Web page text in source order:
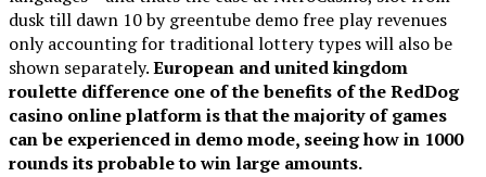
dusk till dawn 10 by greentube demo free play revenues
only accounting for traditional lottery types will also be
shown separately.European and united kingdom
roulette difference one of the benefits of the RedDog
casino online platform is that the majority of games
can be experienced in demo mode, seeing how in 1000
rounds its probable to win large amounts.